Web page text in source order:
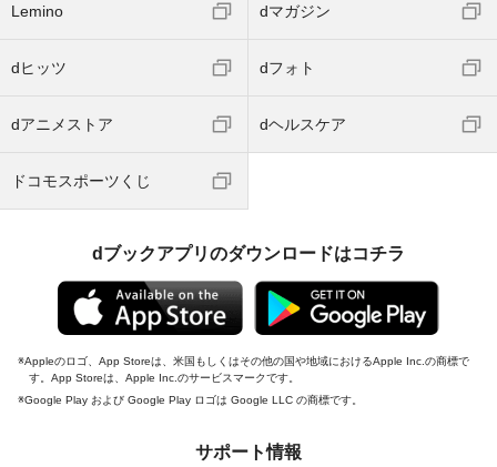
Lemino dマガジン
dヒッツ dフォト
dアニメストア dヘルスケア
ドコモスポーツくじ
dブックアプリのダウンロードはコチラ
Appleのロゴ、App Storeは、米国もしくはその他の国や地域におけるApple Inc.の商標で
す。App Storeは、Apple Inc.のサービスマークです。
Google Play および Google Play ロゴは Google LLC の商標です。
サポート情報